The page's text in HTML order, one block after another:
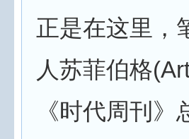
正是在这里，
人苏菲伯格
《时代周刊